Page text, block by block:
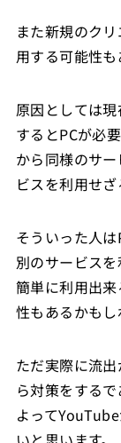
また新規のク
用する可能性も
原因としては
するとPCが必
から同様のサ
ビスを利用せ
そういった人
別のサービス
簡単に利用出
性もあるかもし
ただ実際に流
ら対策をする
よって